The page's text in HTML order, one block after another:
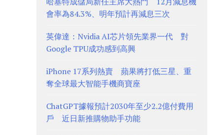
會率為84.3%、明年預計再減息三次
英偉達：Nvidia AI芯片領先業界一代 對
Google TPU成功感到高興
iPhone 17系列熱賣 蘋果將打低三星、重
奪全球最大智能手機商寶座
ChatGPT據報預計2030年至少2.2億付費用
戶 近日新推購物助手功能